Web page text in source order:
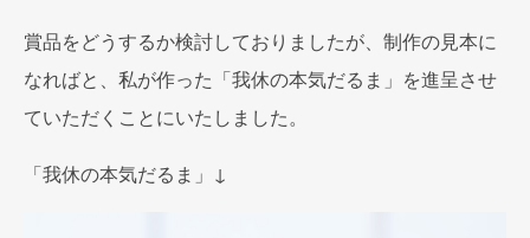
賞品をどうするか検討しておりましたが、制作の見本に
なればと、私が作った「我休の本気だるま」を進呈させ
ていただくことにいたしました。
「我休の本気だるま」↓